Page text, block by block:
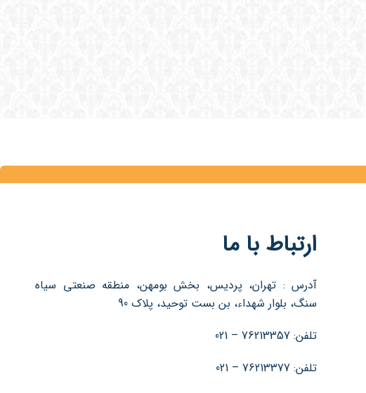
ارتباط با ما
آدرس : تهران، پردیس، بخش بومهن، منطقه صنعتی سیاه
سنگ، بلوار شهداء، بن بست توحید، پلاک 90
تلفن: 76213357 – 021
تلفن: 76213377 – 021